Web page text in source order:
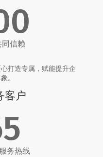
信赖
打造专属，赋能提升企
。
客户
务热线